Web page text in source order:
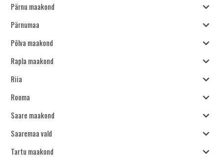
Pärnu maakond
Pärnumaa
Põlva maakond
Rapla maakond
Riia
Rooma
Saare maakond
Saaremaa vald
Tartu maakond